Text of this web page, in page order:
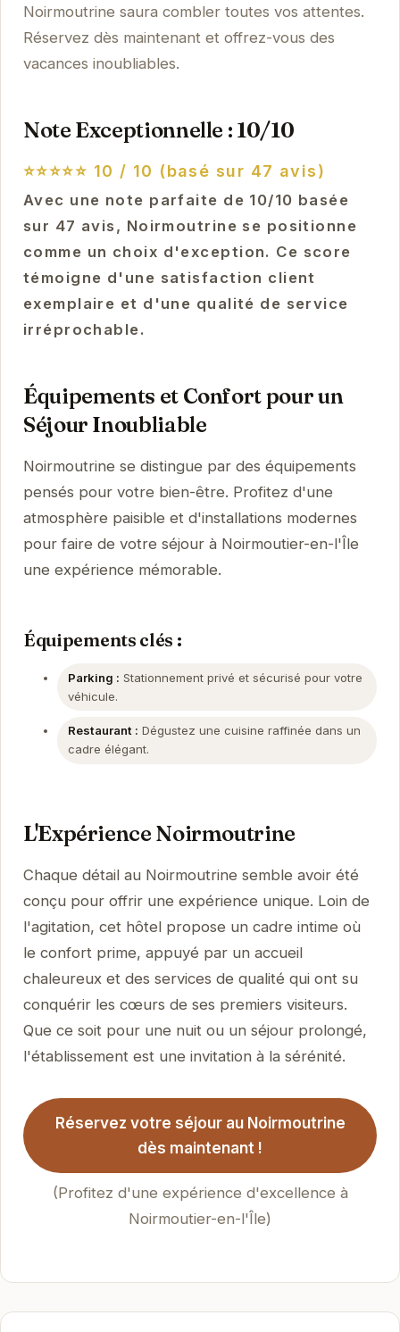
Noirmoutrine saura combler toutes vos attentes.
Réservez dès maintenant et offrez-vous des
vacances inoubliables.
Note Exceptionnelle : 10/10
⭐⭐⭐⭐⭐ 10 / 10 (basé sur 47 avis)
Avec une note parfaite de 10/10 basée
sur 47 avis, Noirmoutrine se positionne
comme un choix d'exception. Ce score
témoigne d'une satisfaction client
exemplaire et d'une qualité de service
irréprochable.
Équipements et Confort pour un
Séjour Inoubliable
Noirmoutrine se distingue par des équipements
pensés pour votre bien-être. Profitez d'une
atmosphère paisible et d'installations modernes
pour faire de votre séjour à Noirmoutier-en-l'Île
une expérience mémorable.
Équipements clés :
Parking : Stationnement privé et sécurisé pour votre
véhicule.
Restaurant : Dégustez une cuisine raffinée dans un
cadre élégant.
L'Expérience Noirmoutrine
Chaque détail au Noirmoutrine semble avoir été
conçu pour offrir une expérience unique. Loin de
l'agitation, cet hôtel propose un cadre intime où
le confort prime, appuyé par un accueil
chaleureux et des services de qualité qui ont su
conquérir les cœurs de ses premiers visiteurs.
Que ce soit pour une nuit ou un séjour prolongé,
l'établissement est une invitation à la sérénité.
Réservez votre séjour au Noirmoutrine
dès maintenant !
(Profitez d'une expérience d'excellence à
Noirmoutier-en-l'Île)